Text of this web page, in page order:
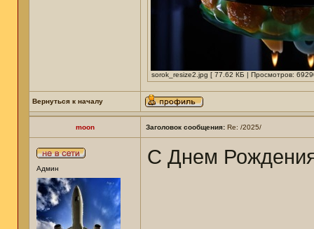
sorok_resize2.jpg [ 77.62 КБ | Просмотров:
Вернуться к началу
moon Заголовок сообщения: Re: /2025/
Админ
С Днем